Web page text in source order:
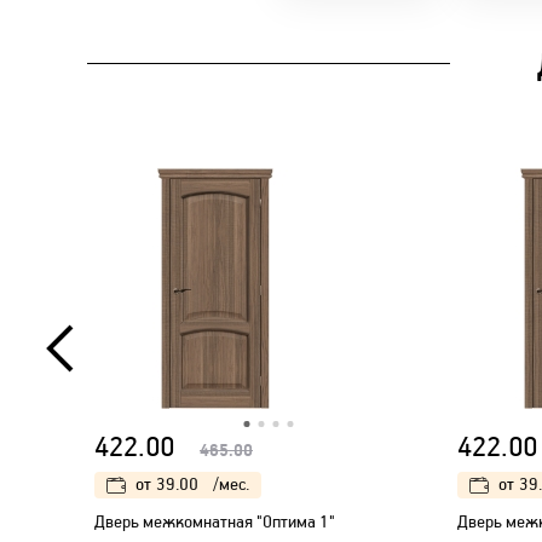
422.00 465.00
от 39.00
/мес.
Дверь межкомнатная "Оптима 1"
422.00
от
Дверь